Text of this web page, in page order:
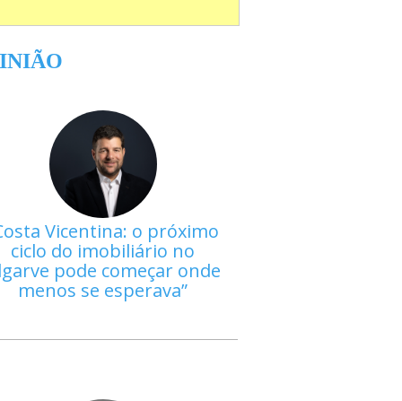
Vicentina: o próximo
ciclo do imobiliário no
pode começar onde
menos se esperava